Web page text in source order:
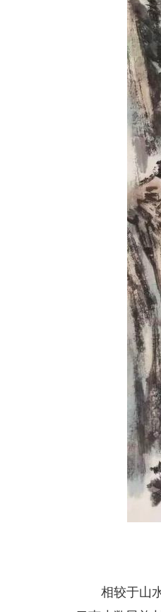
相较于山